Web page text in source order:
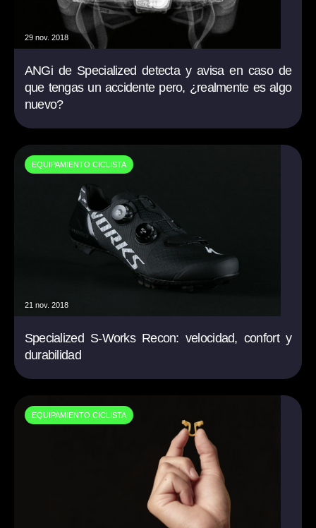
29 nov. 2018
ANGi de Specialized detecta y avisa en caso de
que tengas un accidente pero, ¿realmente es algo
nuevo?
EQUIPAMIENTO CICLISTA
21 nov. 2018
Specialized S-Works Recon: velocidad, confort y
durabilidad
EQUIPAMIENTO CICLISTA